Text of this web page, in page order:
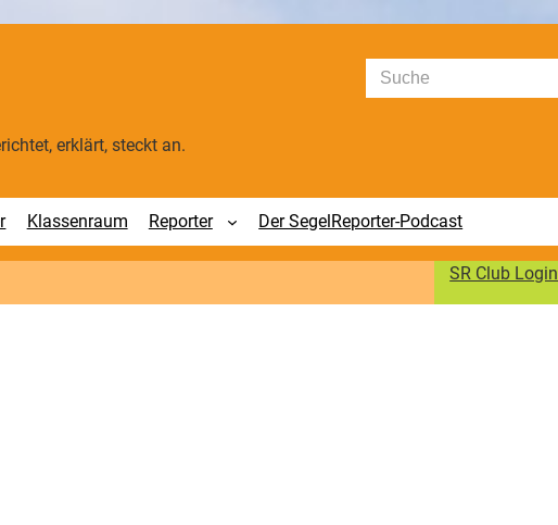
Suchen
erklärt, steckt an.
Klassenraum Reporter Der SegelReporter-Podcast
SR Club Login